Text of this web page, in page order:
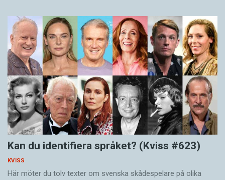
Kan du identifiera språket? (Kviss #623)
KVISS
Här möter du tolv texter om svenska skådespelare på olika